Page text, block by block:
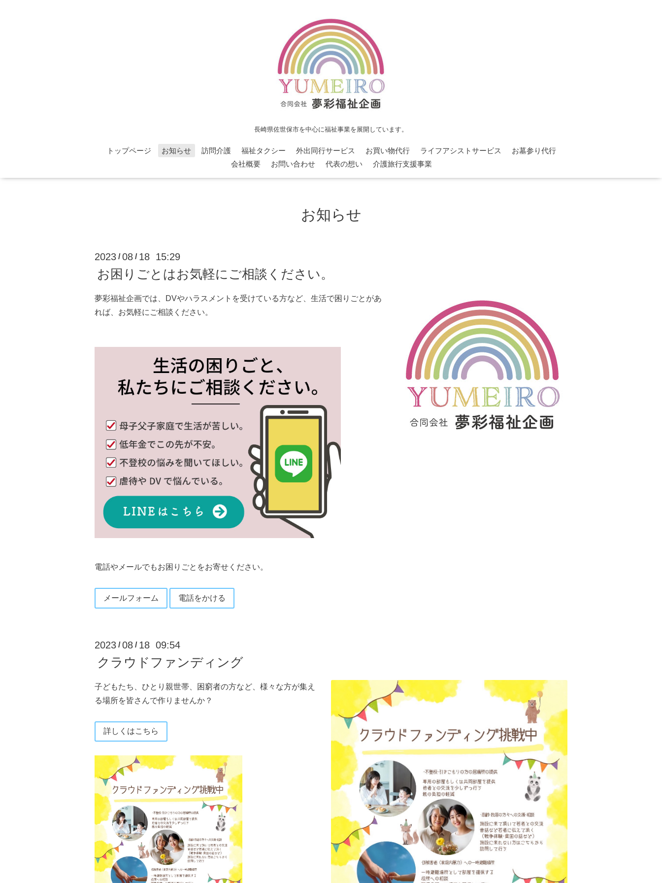
長崎県佐世保市を中心に福祉事業を展開しています。
トップページ お知らせ 訪問介護 福祉タクシー 外出同行サービス お買い物代行 ライフアシストサービス
お墓参り代行
会社概要
お問い合わせ 代表の想い 介護旅行支援事業
お知らせ
2023 /08 / 18 15:29
お困りごとはお気軽にご相談ください。
夢彩福祉企画では、DVやハラスメントを受けている方など、生活で困りごとがあ
れば、お気軽にご相談ください。
電話やメールでもお困りごとをお寄せください。
メールフォーム 電話をかける
2023 /08 / 18 09:54
クラウドファンディング
子どもたち、ひとり親世帯、困窮者の方など、様々な方が集え
る場所を皆さんで作りませんか？
詳しくはこちら